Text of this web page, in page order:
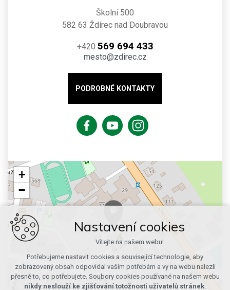
Školní 500
582 63 Ždírec nad Doubravou
+420 569 694 433
mesto@zdirec.cz
PODROBNÉ KONTAKTY
+
−
Nastavení cookies
Vítejte na našem webu!
Potřebujeme nastavit cookies a související technologie, aby
zobrazovaný obsah odpovídal vašim potřebám a vy na webu nalezli
přesně to, co potřebujete. Soubory cookies používané na našem webu
nikdy neslouží ke zjišťování totožnosti uživatelů stránek.